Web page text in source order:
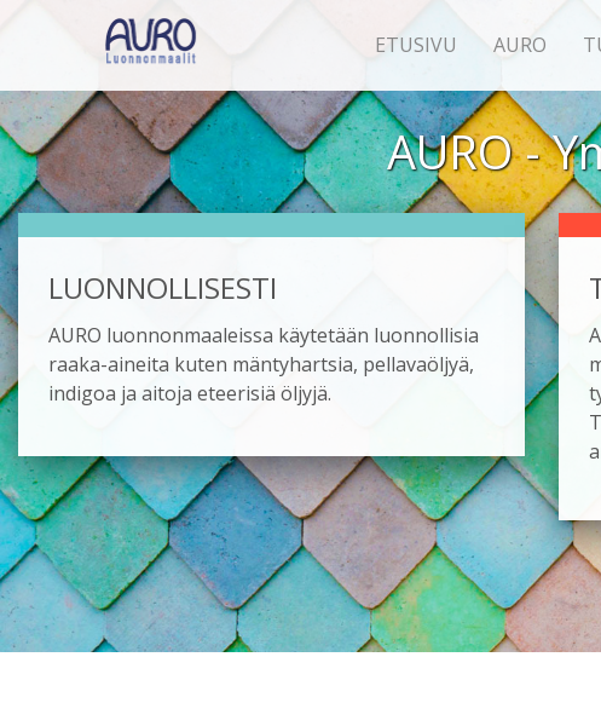
ETUSIVU AURO
AURO -
LUONNOLLISESTI
AURO luonnonmaaleissa käytetään luonnollisia
raaka-aineita kuten mäntyhartsia, pellavaöljyä,
indigoa ja aitoja eteerisiä öljyjä.